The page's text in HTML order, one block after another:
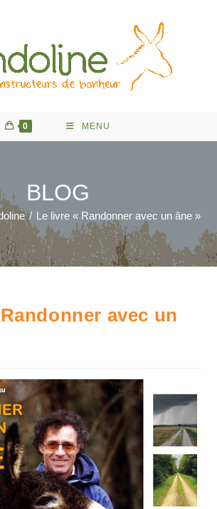
0 MENU
BLOG
/ Le livre « Randonner avec un âne »
avec un